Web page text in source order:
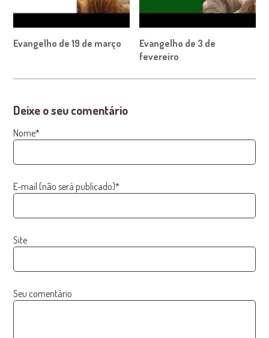
Evangelho de 19 de março
Evangelho de 3 de
fevereiro
Deixe o seu comentário
Nome*
E-mail (não será publicado)*
Site
Seu comentário